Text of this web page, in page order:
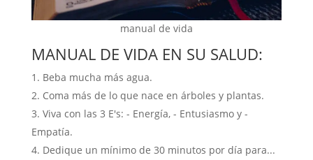
manual de vida
MANUAL DE VIDA EN SU SALUD:
Beba mucha más agua.
Coma más de lo que nace en árboles y plantas.
Viva con las 3 E's: - Energía, - Entusiasmo y -
Empatía.
Dedique un mínimo de 30 minutos por día para...